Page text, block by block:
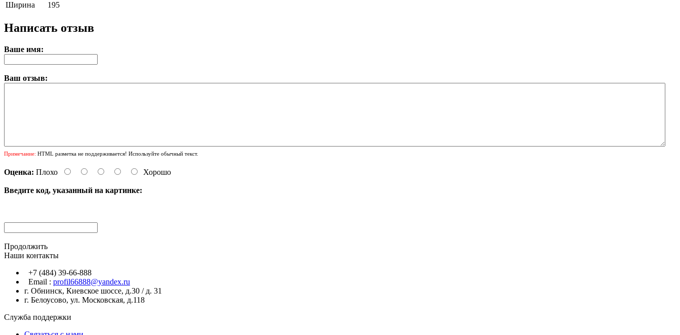
Ширина
195
Написать отзыв
Ваше имя:
Ваш отзыв:
Примечание: HTML разметка не поддерживается! Используйте обычный текст.
Оценка: Плохо Хорошо
Введите код, указанный на картинке:
Продолжить
Наши контакты
+7 (484) 39-66-888
Email : profil66888@yandex.ru
г. Обнинск, Киевское шоссе, д.30 / д. 31
г. Белоусово, ул. Московская, д.118
Служба поддержки